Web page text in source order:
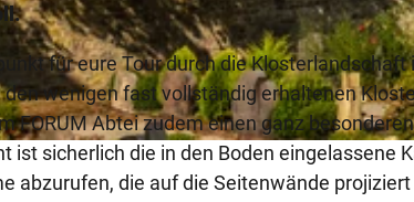
Ketz | CC-BY-SA
für eure Tour durch die
den wenigen fast vollständig erhaltenen
FORUM Abtei zudem einen ganz
ist sicherlich die in den Boden eingelassene
abzurufen, die auf die Seitenwände